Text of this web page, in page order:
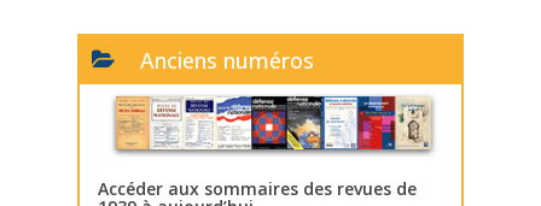
Anciens numéros
Accéder aux sommaires des revues de